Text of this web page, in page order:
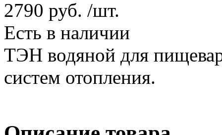
2790 руб. /шт.
Есть в наличии
ТЭН водяной для
систем отопления.